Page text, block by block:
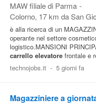
MAW filiale di Parma -
Colorno, 17 km da San
è alla ricerca di un
operante nel settore
logistico.MANSIONI
carrello elevatore frontale e
technojobs.it - 5 giorni fa
Magazziniere a